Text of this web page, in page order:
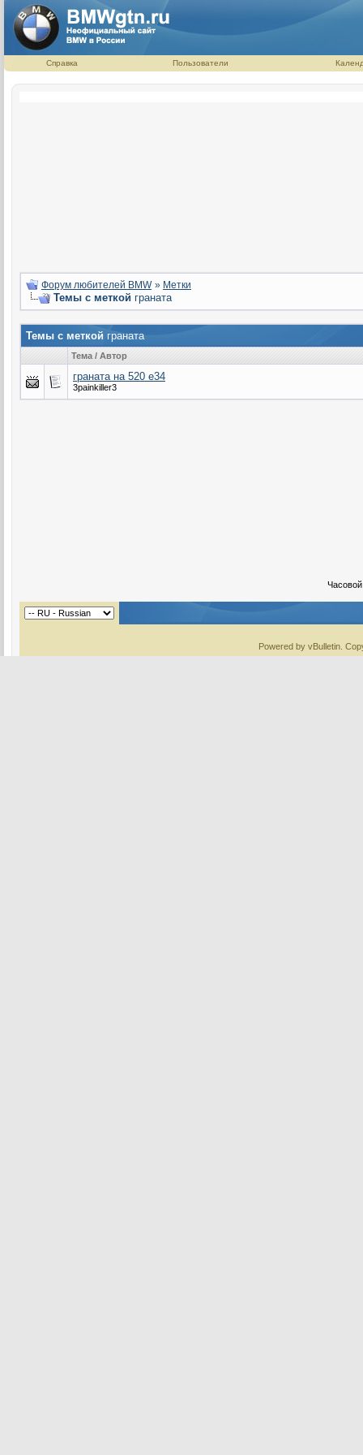
Справка Пользователи
Форум любителей BMW » Метки
Темы с меткой граната
Темы с меткой граната
Тема / Автор
граната на 520 e34
3painkiller3
Powered by vBulletin.